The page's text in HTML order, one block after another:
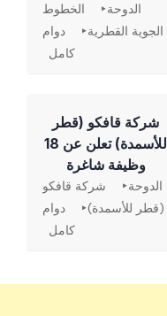
الدوحة
الخطوط
الجوية القطرية
دوام
كامل
شركة قافكو (قطر
للأسمدة) تعلن عن 18
وظيفة شاغرة
الدوحة
شركة قافكو
(قطر للأسمدة)
دوام
كامل